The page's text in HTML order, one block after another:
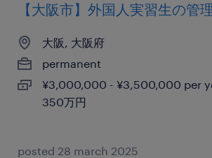
【大阪市】外国人実習生の管
大阪, 大阪府
permanent
¥3,000,000 - ¥3,500,000 per
350万円
posted 28 march 2025